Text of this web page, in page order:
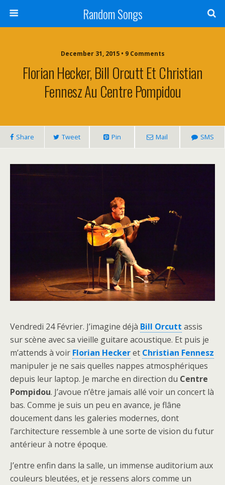
Random Songs
December 31, 2015 • 9 Comments
Florian Hecker, Bill Orcutt Et Christian
Fennesz Au Centre Pompidou
Share Tweet Pin Mail SMS
Vendredi 24 Février. J’imagine déjà Bill Orcutt assis
sur scène avec sa vieille guitare acoustique. Et puis je
m’attends à voir Florian Heckeret Christian Fennesz
manipuler je ne sais quelles nappes atmosphériques
depuis leur laptop. Je marche en direction du Centre
Pompidou. J’avoue n’être jamais allé voir un concert là
bas. Comme je suis un peu en avance, je flâne
doucement dans les galeries modernes, dont
l’architecture ressemble à une sorte de vision du futur
antérieur à notre époque.
J’entre enfin dans la salle, un immense auditorium aux
couleurs bleutées, et je ressens alors comme un